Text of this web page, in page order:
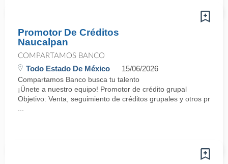
Promotor De Créditos
Naucalpan
COMPARTAMOS BANCO
Todo Estado De México 15/06/2026
Compartamos Banco busca tu talento
¡Únete a nuestro equipo! Promotor de crédito grupal
Objetivo: Venta, seguimiento de créditos grupales y otros